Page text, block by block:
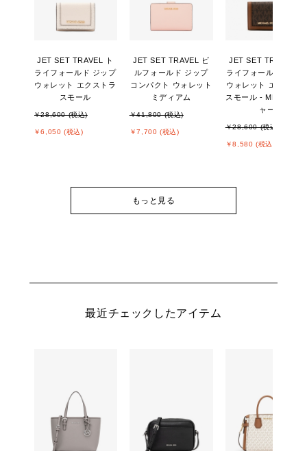
JET SET TRAVEL ト
ライフォールド ジップ
ウォレット エクストラ
スモール
￥28,600 (税込)
￥6,050 (税込)
JET SET TRAVEL ビ
ルフォールド ジップ
コンパクト ウォレット
ミディアム
￥41,800 (税込)
￥7,700 (税込)
JET SET TRAVEL ト
ライフォールド ジッ
ウォレット エクスト
スモール - MKシグネ
ャー
￥28,600 (税込)
￥8,580 (税込)
もっと見る
最近チェックしたアイテム